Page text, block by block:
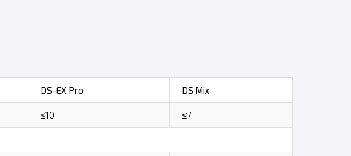
DS-EX Pro DS Mix
≤10 ≤7